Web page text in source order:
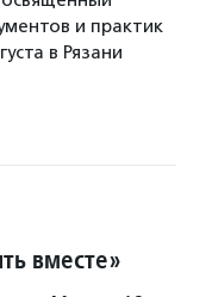
и практик
в Рязани
вместе»